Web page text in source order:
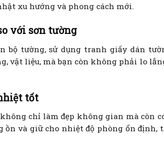
xu hướng và phong cách mới.
với sơn tường
bộ tường, sử dụng tranh giấy dán
vật liệu, mà bạn còn không phải lo
tốt
chỉ làm đẹp không gian mà còn
ồn và giữ cho nhiệt độ phòng ổn định,